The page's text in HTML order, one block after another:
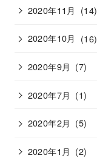
2020年11月 (14)
2020年10月 (16)
2020年9月 (7)
2020年7月 (1)
2020年2月 (5)
2020年1月 (2)